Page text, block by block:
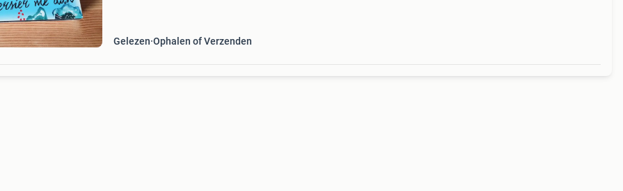
Gelezen Ophalen of Verzenden